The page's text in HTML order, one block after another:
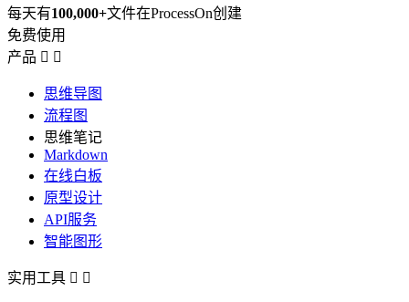
每天有100,000+文件在ProcessOn创建
免费使用
产品  
思维导图
流程图
思维笔记
Markdown
在线白板
原型设计
API服务
智能图形
实用工具  